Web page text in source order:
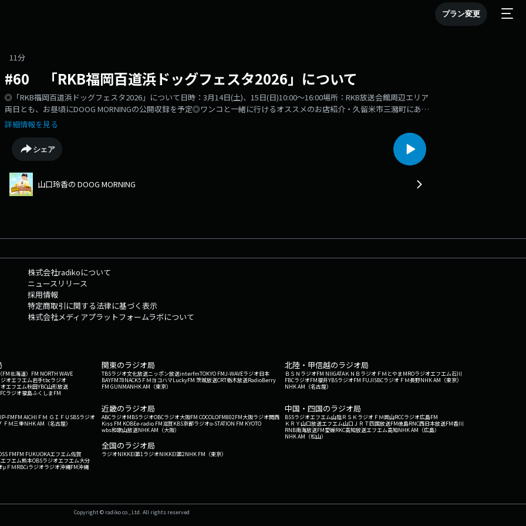
プラン変更
11分
#60 「RKB福岡百道浜ドッグフェスタ2026」について
◎「RKB福岡百道浜ドッグフェスタ2026」について日時：3月14日(土)、15日(日)10:00～16:00場所：RKB放送会館周辺エリア
両日とも、お昼頃にDOOG MORNINGの公開収録を予定◎ワンコと一緒に行けるオススメのお店紹介・久留米市三瀦町にある
「内田商店 fukahori cafe」「ふかほり邸」の敷地内のカフェお店のインスタグラム：
https://www.instagram.com/fukahoricafe/・福岡市南区にある「アラカルト」本格的な洋食が楽しめるカフェバーお店のイ
ンスタグラム：https://www.instagram.com/youshoku_alacarte/
詳細情報を見る
シェア
山口玲香の DOOG MORNING
株式会社radikoについて
ニュースリリース
採用情報
特定商取引に関する法律に基づく表示
株式会社メディアプラットフォームラボについて
北海道） FM NORTH WAVE
オエフエム岩手tbcラジオ
エフエム秋田YBC山形放送
ラジオ福島ふくしまFM
関東のラジオ局
TBSラジオ文化放送ニッポン放送interfmTOKYO FMJ-WAVEラジオ日本
BAYFM78NACK5 ＦＭヨコハマLuckyFM 茨城放送CRT栃木放送RadioBerry
FM GUNMANHK AM（東京）
北陸・甲信越のラジオ局
ＢＳＮラジオFM NIIGATAＫＮＢラジオ ＦＭとやまMROラジオエフエム石川
FBCラジオFM福井YBSラジオFM FUJISBCラジオ ＦＭ長野NHK AM（東京）
NHK AM（名古屋）
FMFM AICHI ＦＭ ＧＩＦＵ SBSラジオ
ＦＭ三重NHK AM（名古屋）
近畿のラジオ局
ABCラジオMBSラジオOBCラジオ大阪FM COCOLOFM802FM大阪ラジオ関西
Kiss FM KOBEe-radio FM滋賀KBS京都ラジオα-STATION FM KYOTO
wbs和歌山放送NHK AM（大阪）
中国・四国のラジオ局
BSSラジオエフエム山陰ＲＳＫラジオ ＦＭ岡山RCCラジオ広島FM
ＫＲＹ山口放送エフエム山口 ＪＲＴ四国放送FM徳島RNC西日本放送FM香川
RNB南海放送FM愛媛RKC高知放送エフエム高知NHK AM（広島）
NHK AM（松山）
FMFM FUKUOKAエフエム佐賀
フエム熊本OBSラジオエフエム大分
μＦＭRBCiラジオラジオ沖縄FM沖縄
全国のラジオ局
ラジオNIKKEI第1ラジオNIKKEI第2NHK FM（東京）
Copyright © radiko co., Ltd. All rights reserved